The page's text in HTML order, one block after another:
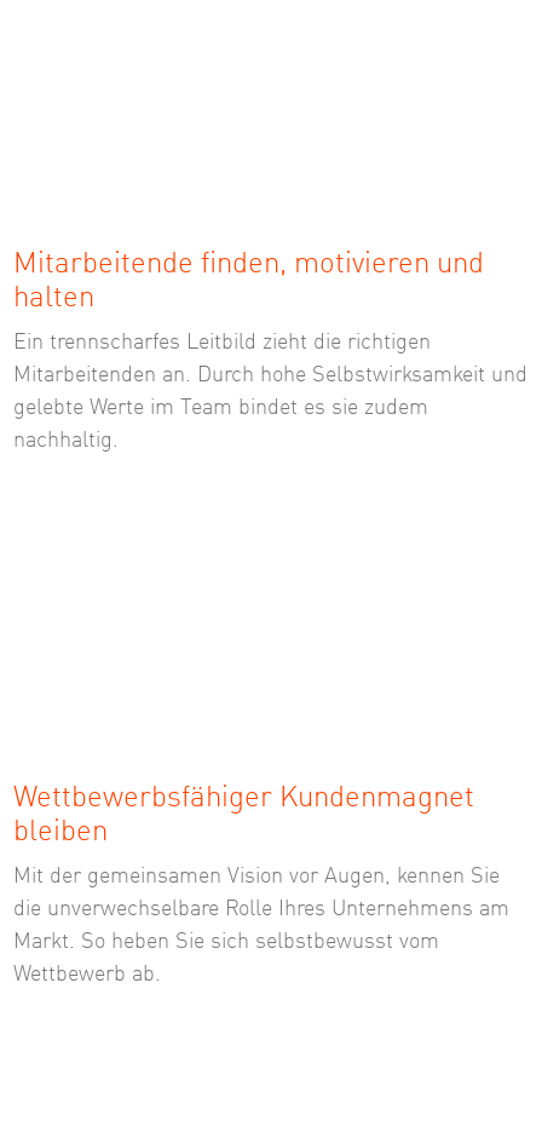
Mitarbeitende finden, motivieren und
halten
Ein trennscharfes Leitbild zieht die richtigen
Mitarbeitenden an. Durch hohe Selbstwirksamkeit und
gelebte Werte im Team bindet es sie zudem
nachhaltig.
Wettbewerbsfähiger Kundenmagnet
bleiben
Mit der gemeinsamen Vision vor Augen, kennen Sie
die unverwechselbare Rolle Ihres Unternehmens am
Markt. So heben Sie sich selbstbewusst vom
Wettbewerb ab.